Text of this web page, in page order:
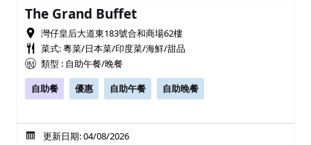
The Grand Buffet
灣仔皇后大道東183號合和商場62樓
菜式: 粵菜/日本菜/印度菜/海鮮/甜品
類型 : 自助午餐/晚餐
自助餐
優惠 自助午餐 自助晚餐
更新日期: 04/08/2026